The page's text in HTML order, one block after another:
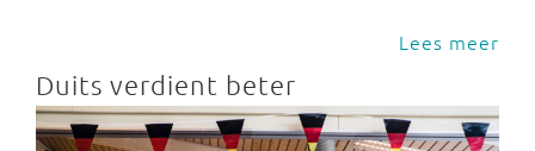
Lees meer
Duits verdient beter